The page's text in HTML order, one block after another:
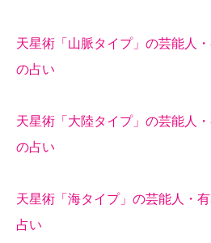
天星術「山脈タイプ」の芸能人
の占い
天星術「大陸タイプ」の芸能人
の占い
天星術「海タイプ」の芸能人・
占い